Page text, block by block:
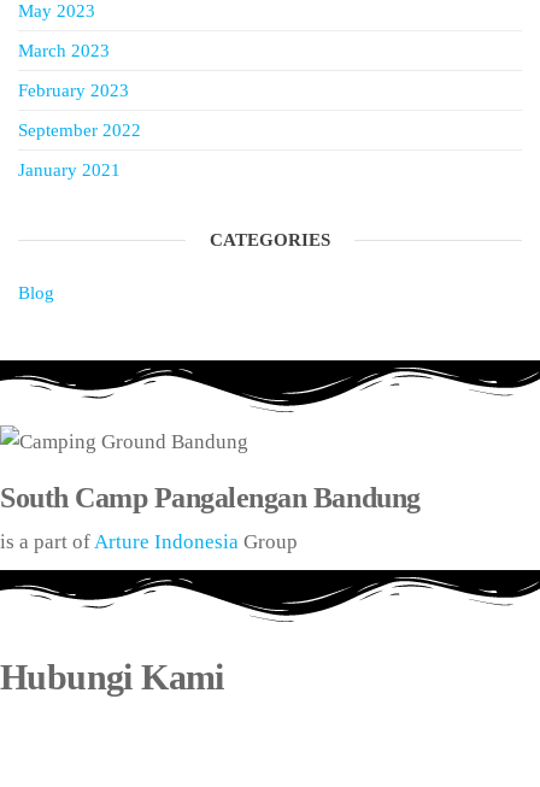
May 2023
March 2023
February 2023
September 2022
January 2021
CATEGORIES
Blog
South Camp Pangalengan Bandung
is a part of Arture Indonesia Group
Hubungi Kami